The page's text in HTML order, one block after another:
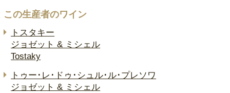
この生産者のワイン
トスタキー
ジョゼット & ミシェル
Tostaky
トゥー･レ･ドゥ･シュル･ル･プレソワ
ジョゼット & ミシェル